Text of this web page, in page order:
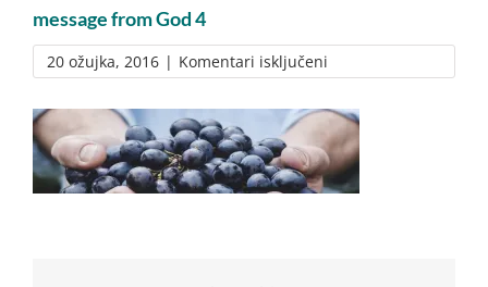
message from God 4
20 ožujka, 2016 | Komentari isključeni
message
from
God
4